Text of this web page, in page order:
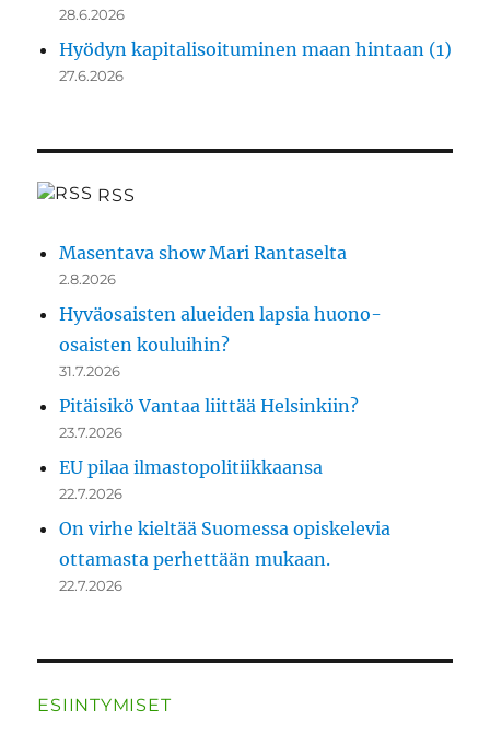
28.6.2026
Hyödyn kapitalisoituminen maan hintaan (1)
27.6.2026
RSS
Masentava show Mari Rantaselta
2.8.2026
Hyväosaisten alueiden lapsia huono-
osaisten kouluihin?
31.7.2026
Pitäisikö Vantaa liittää Helsinkiin?
23.7.2026
EU pilaa ilmastopolitiikkaansa
22.7.2026
On virhe kieltää Suomessa opiskelevia
ottamasta perhettään mukaan.
22.7.2026
ESIINTYMISET